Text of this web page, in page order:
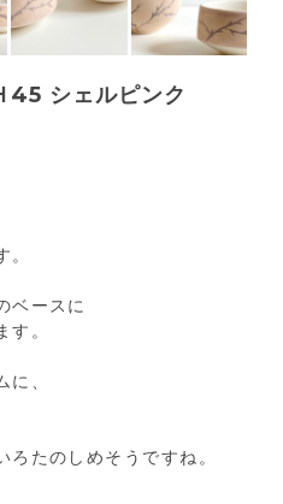
シェルピンク
。
ベースに
す。
に、
たのしめそうですね。